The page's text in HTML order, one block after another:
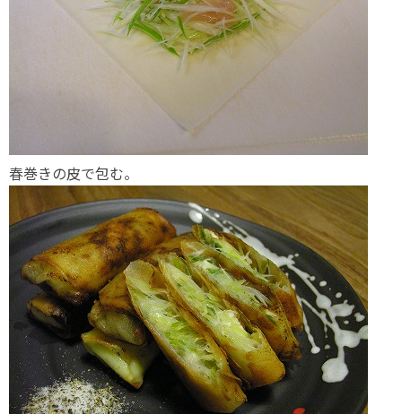
春巻きの皮で包む。